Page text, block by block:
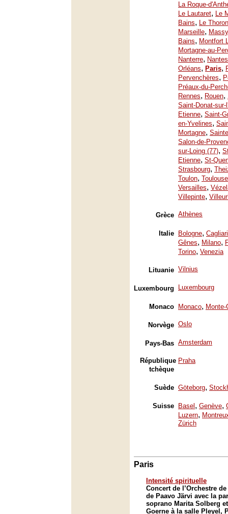
La Roque-
Le Lautaret, Le
Bains, Le
Marseille, Massy
Bains, Montfort
Mortagne-au-
Nanterre, Nantes
Orléans, Paris,
Pervenchères,
Préaux-du-
Rennes, Rouen,
Saint-Donat-sur-
Etienne, Saint-
en-Yvelines,
Mortagne,
Salon-de-
sur-Loing (77),
Etienne, St-
Strasbourg,
Toulon, Toulouse
Versailles,
Villepinte,
Grèce Athènes
Italie Bologne, Cagliari
Gênes, Milano,
Torino, Venezia
Lituanie Vilnius
Luxembourg Luxembourg
Monaco Monaco, Monte-
Norvège Oslo
Pays-Bas Amsterdam
République
tchèque
Praha
Suède Göteborg,
Suisse Basel , Genève,
Luzern,
Zürich
Paris
Intensité spirituelle
Concert de l’Orchestre
de Paavo Järvi avec la
soprano Marita Solberg
Goerne à la salle Pleyel,